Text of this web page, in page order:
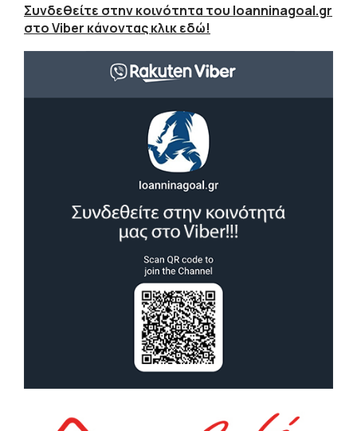
Συνδεθείτε στην κοινότητα του Ioanninagoal.gr
στο Viber κάνοντας κλικ εδώ!